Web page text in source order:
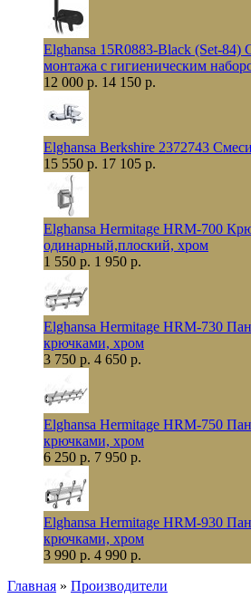
Elghansa 15R0883-Black (Set-84)
монтажа с гигиеническим
12 000 р. 14 150 р.
Elghansa Berkshire 2372743
15 550 р. 17 105 р.
Elghansa Hermitage HRM-700
одинарный,плоский, хром
1 550 р. 1 950 р.
Elghansa Hermitage HRM-730
крючками, хром
3 750 р. 4 650 р.
Elghansa Hermitage HRM-750
крючками, хром
6 250 р. 7 950 р.
Elghansa Hermitage HRM-930
крючками, хром
3 990 р. 4 990 р.
Главная » Производители